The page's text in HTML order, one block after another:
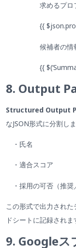
求めるプロフ
{{
候補者の情
{{
8. Output
Structured Output
なJSON形式に分割し
・氏名
・適合スコア
・採用の可否（推奨
この形式で出力され
ドシートに記録されま
9. Googleス